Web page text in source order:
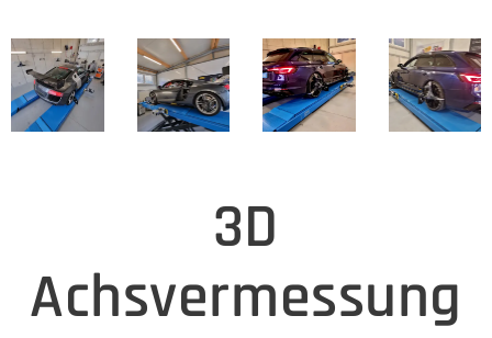
3D
Achsvermessung